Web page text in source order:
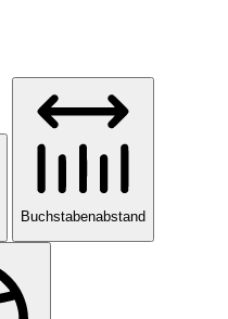
Buchstabenabstand